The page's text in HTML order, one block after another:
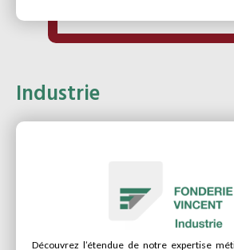
Industrie
Découvrez l’étendue de notre expertise